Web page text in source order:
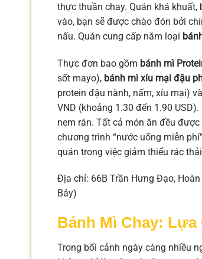
thực thuần chay. Quán khá
vào, bạn sẽ được chào đón bởi
nấu. Quán cung cấp năm loại
Thực đơn bao gồm bánh mì
sốt mayo), bánh mì xíu mại đậu
protein đậu nành, nấm, xíu mại) và
VND (khoảng 1.30 đến 1.90
nem rán. Tất cả món ăn đều
chương trình “nước uống miễn
quán trong việc giảm thiểu rác
Địa chỉ: 66B Trần Hưng Đạo,
Bảy)
Bánh Mì Chay:
Trong bối cảnh ngày càng nhiều